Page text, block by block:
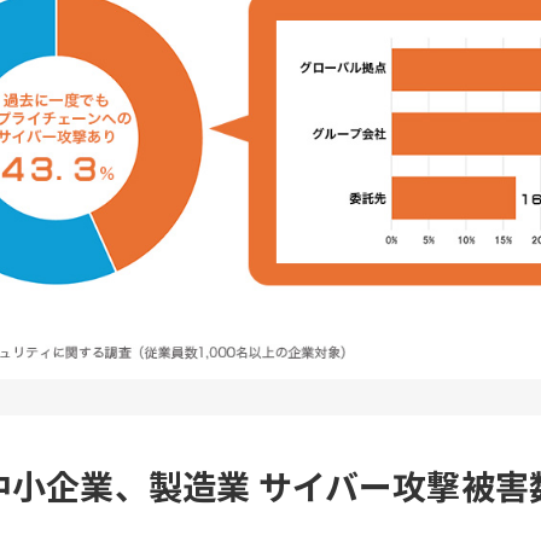
小企業、製造業 サイバー攻撃被害